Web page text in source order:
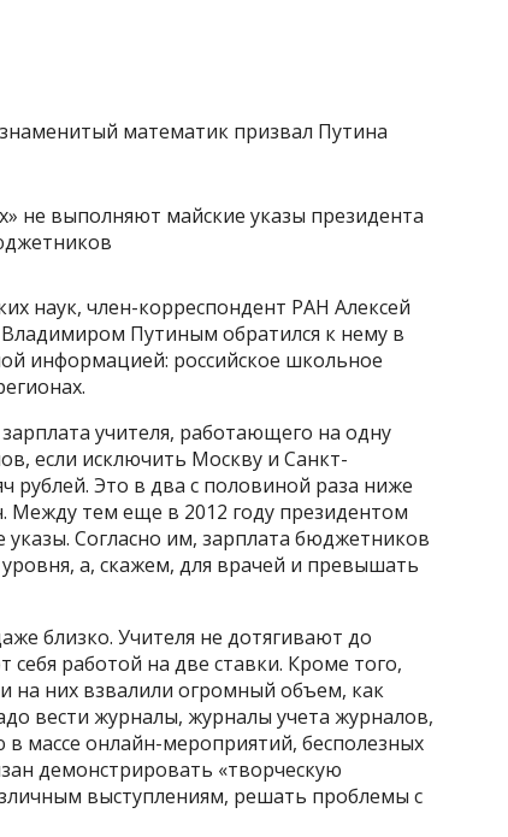
не выполняют майские указы президента
наук, член-корреспондент РАН Алексей
Путиным обратился к нему в
информацией: российское школьное
учителя, работающего на одну
если исключить Москву и Санкт-
рублей. Это в два с половиной раза ниже
Между тем еще в 2012 году президентом
Согласно им, зарплата бюджетников
а, скажем, для врачей и превышать
близко. Учителя не дотягивают до
работой на две ставки. Кроме того,
на них взвалили огромный объем, как
вести журналы, журналы учета журналов,
массе онлайн-мероприятий, бесполезных
демонстрировать «творческую
выступлениям, решать проблемы с